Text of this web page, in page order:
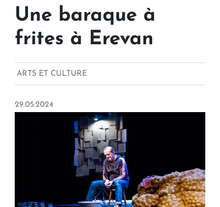
Une baraque à
frites à Erevan
ARTS ET CULTURE
29.05.2024